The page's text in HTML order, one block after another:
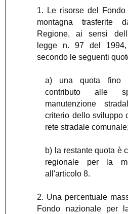
1. Le risorse del
montagna trasferite
Regione, ai sensi
legge n. 97 del
secondo le seguenti
a) una quota fino
contributo alle
manutenzione
criterio dello sviluppo
rete stradale comunale;
b) la restante quota è
regionale per la
all'articolo 8.
2. Una percentuale
Fondo nazionale per